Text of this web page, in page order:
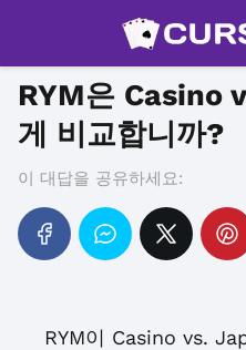
RYM은 Casino
게 비교합니까?
이 대답을 공유하세요:
RYM이 Casino vs.